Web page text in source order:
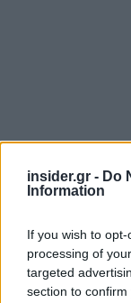
insider.gr - Do
Information
If you wish to
processing of
targeted
section to